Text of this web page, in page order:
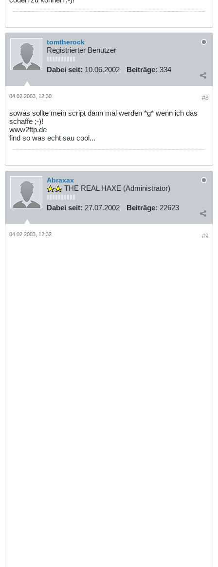
tomtherock
Registrierter Benutzer
Dabei seit: 10.06.2002 Beiträge: 334
#8
04.02.2003, 12:30
sowas sollte mein script dann mal werden *g* wenn ich das
schaffe ;-)!
www2ftp.de
find so was echt sau cool...
Abraxax
THE REAL HAXE (Administrator)
Dabei seit: 27.07.2002 Beiträge: 22623
#9
04.02.2003, 12:32